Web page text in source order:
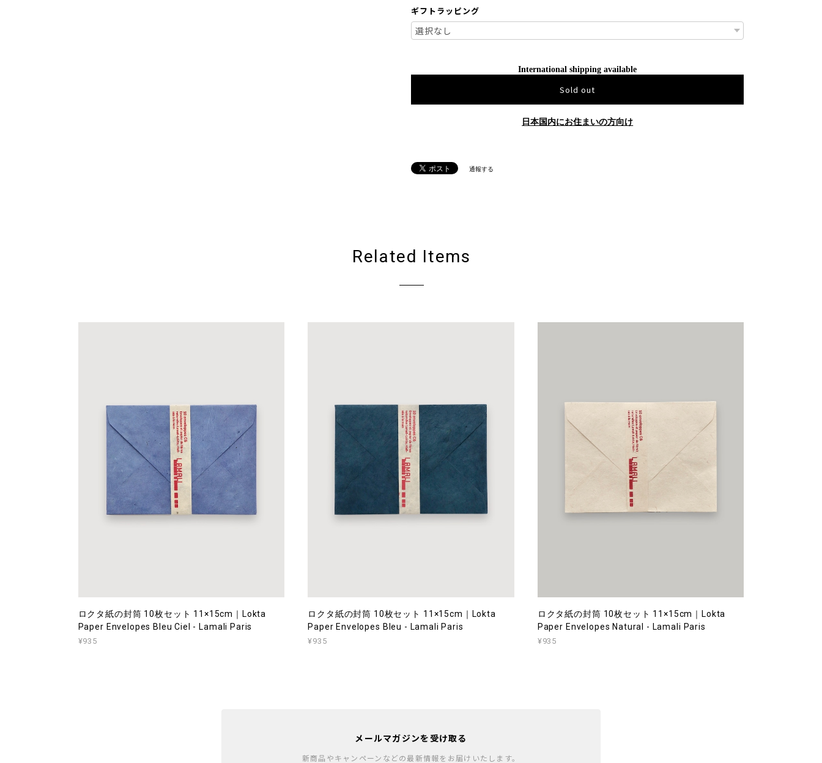
ギフトラッピング
International shipping available
Sold out
日本国内にお住まいの方向け
通報する
Related Items
ロクタ紙の封筒 10枚セット 11×15cm｜Lokta
Paper Envelopes Bleu Ciel - Lamali Paris
¥935
ロクタ紙の封筒 10枚セット 11×15cm｜Lokta
Paper Envelopes Bleu - Lamali Paris
¥935
ロクタ紙の封筒 10枚セット 11×15cm｜Lokta
Paper Envelopes Natural - Lamali Paris
¥935
メールマガジンを受け取る
新商品やキャンペーンなどの最新情報をお届けいたします。